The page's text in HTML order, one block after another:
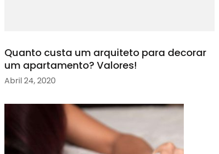
Quanto custa um arquiteto para decorar
um apartamento? Valores!
Abril 24, 2020